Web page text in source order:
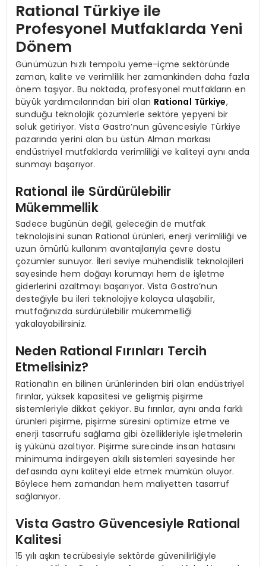
Rational Türkiye ile
Profesyonel Mutfaklarda Yeni
Dönem
Günümüzün hızlı tempolu yeme-içme sektöründe
zaman, kalite ve verimlilik her zamankinden daha fazla
önem taşıyor. Bu noktada, profesyonel mutfakların en
büyük yardımcılarından biri olan Rational Türkiye,
sunduğu teknolojik çözümlerle sektöre yepyeni bir
soluk getiriyor. Vista Gastro’nun güvencesiyle Türkiye
pazarında yerini alan bu üstün Alman markası
endüstriyel mutfaklarda verimliliği ve kaliteyi aynı anda
sunmayı başarıyor.
Rational ile Sürdürülebilir
Mükemmellik
Sadece bugünün değil, geleceğin de mutfak
teknolojisini sunan Rational ürünleri, enerji verimliliği ve
uzun ömürlü kullanım avantajlarıyla çevre dostu
çözümler sunuyor. İleri seviye mühendislik teknolojileri
sayesinde hem doğayı korumayı hem de işletme
giderlerini azaltmayı başarıyor. Vista Gastro’nun
desteğiyle bu ileri teknolojiye kolayca ulaşabilir,
mutfağınızda sürdürülebilir mükemmelliği
yakalayabilirsiniz.
Neden Rational Fırınları Tercih
Etmelisiniz?
Rational’ın en bilinen ürünlerinden biri olan endüstriyel
fırınlar, yüksek kapasitesi ve gelişmiş pişirme
sistemleriyle dikkat çekiyor. Bu fırınlar, aynı anda farklı
ürünleri pişirme, pişirme süresini optimize etme ve
enerji tasarrufu sağlama gibi özellikleriyle işletmelerin
iş yükünü azaltıyor. Pişirme sürecinde insan hatasını
minimuma indirgeyen akıllı sistemleri sayesinde her
defasında aynı kaliteyi elde etmek mümkün oluyor.
Böylece hem zamandan hem maliyetten tasarruf
sağlanıyor.
Vista Gastro Güvencesiyle Rational
Kalitesi
15 yılı aşkın tecrübesiyle sektörde güvenilirliğiyle